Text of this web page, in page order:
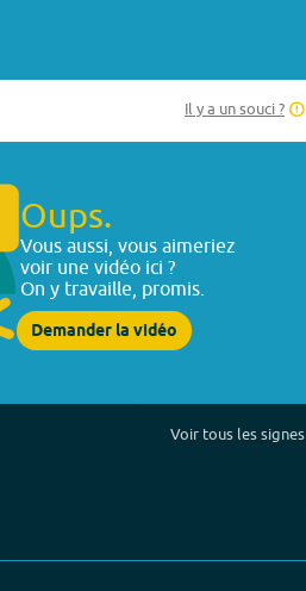
Il y a un souci ?
Oups.
Vous aussi, vous aimeriez
voir une vidéo ici ?
On y travaille, promis.
Demander la vidéo
Voir tous les signes